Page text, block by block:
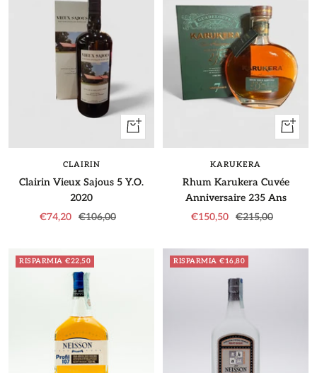
+
Aggiungi
CLAIRIN
Clairin Vieux Sajous 5 Y.O.
2020
Prezzo
€74,20 Prezzo
€106,00
+
KARUKERA
Rhum Karukera Cuvée
Anniversaire 235 Ans
Prezzo
vendita
€150,50 Prezzo
€215,00
RISPARMIA €22,50 RISPARMIA €16,80